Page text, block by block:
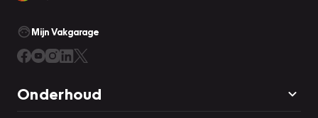
Mijn Vakgarage
Onderhoud